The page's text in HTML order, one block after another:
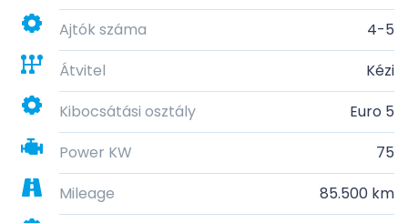
Ajtók száma
4-5
Átvitel
Kézi
Kibocsátási osztály
Euro 5
Power KW
75
Mileage
85.500 km